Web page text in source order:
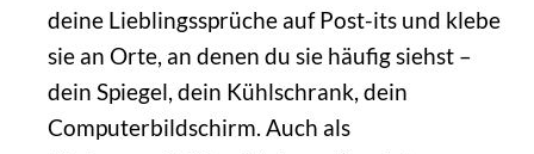
deine Lieblingssprüche auf Post-its und klebe
sie an Orte, an denen du sie häufig siehst –
dein Spiegel, dein Kühlschrank, dein
Computerbildschirm. Auch als